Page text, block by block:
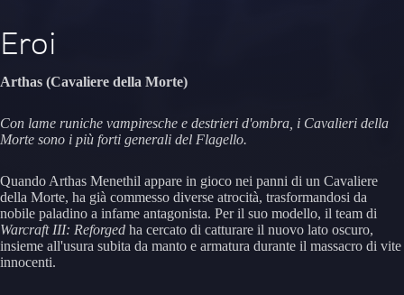
Eroi
Arthas (Cavaliere della Morte)
Con lame runiche vampiresche e destrieri d'ombra, i Cavalieri della
Morte sono i più forti generali del Flagello.
Quando Arthas Menethil appare in gioco nei panni di un Cavaliere
della Morte, ha già commesso diverse atrocità, trasformandosi da
nobile paladino a infame antagonista. Per il suo modello, il team di
Warcraft III: Reforged ha cercato di catturare il nuovo lato oscuro,
insieme all'usura subita da manto e armatura durante il massacro di vite
innocenti.